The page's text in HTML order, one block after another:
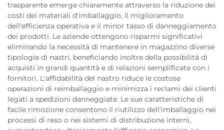
trasparente emerge chiaramente attraverso la riduzione dei
costi dei materiali d'imballaggio, il miglioramento
dell'efficienza operativa e il minor tasso di danneggiamento
dei prodotti. Le aziende ottengono risparmi significativi
eliminando la necessità di mantenere in magazzino diverse
tipologie di nastri, beneficiando inoltre della possibilità di
acquisti in grandi quantità e di relazioni semplificate con i
fornitori. L'affidabilità del nastro riduce le costose
operazioni di reimballaggio e minimizza i reclami dei clienti
legati a spedizioni danneggiate. Le sue caratteristiche di
facile rimozione consentono il riutilizzo dell'imballaggio nei
processi di reso o nei sistemi di distribuzione interni,